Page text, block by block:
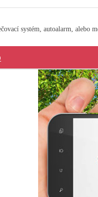
systém, autoalarm, alebo